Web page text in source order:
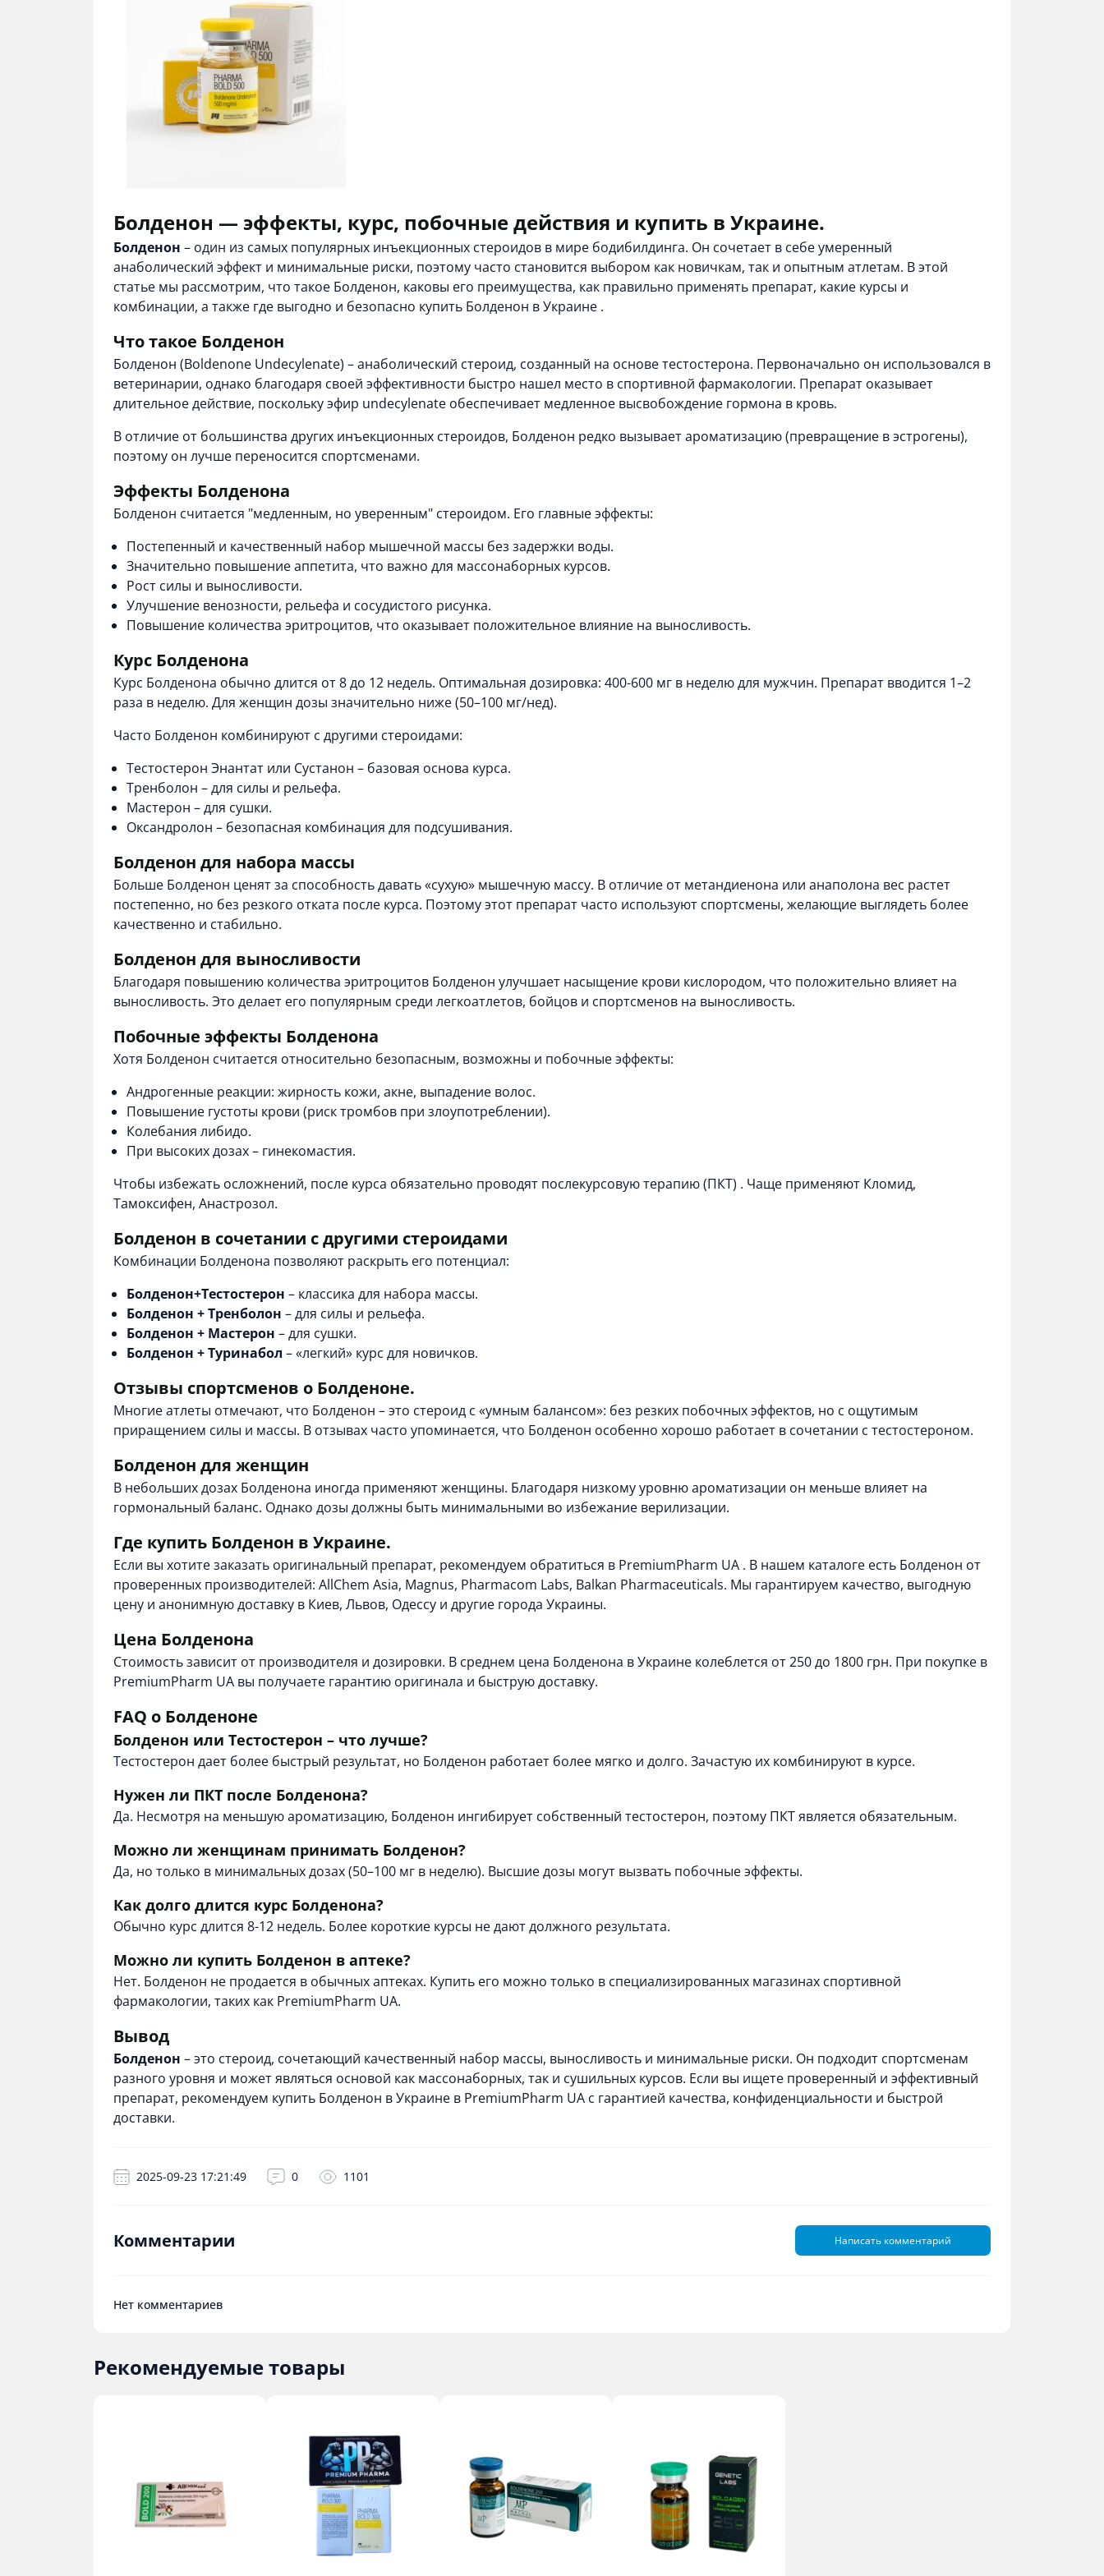
Болденон — эффекты, курс, побочные действия и купить в Украине.
Болденон – один из самых популярных инъекционных стероидов в мире бодибилдинга. Он сочетает в себе умеренный
анаболический эффект и минимальные риски, поэтому часто становится выбором как новичкам, так и опытным атлетам. В этой
статье мы рассмотрим, что такое Болденон, каковы его преимущества, как правильно применять препарат, какие курсы и
комбинации, а также где выгодно и безопасно купить Болденон в Украине .
Что такое Болденон
Болденон (Boldenone Undecylenate) – анаболический стероид, созданный на основе тестостерона. Первоначально он использовался в
ветеринарии, однако благодаря своей эффективности быстро нашел место в спортивной фармакологии. Препарат оказывает
длительное действие, поскольку эфир undecylenate обеспечивает медленное высвобождение гормона в кровь.
В отличие от большинства других инъекционных стероидов, Болденон редко вызывает ароматизацию (превращение в эстрогены),
поэтому он лучше переносится спортсменами.
Эффекты Болденона
Болденон считается "медленным, но уверенным" стероидом. Его главные эффекты:
Постепенный и качественный набор мышечной массы без задержки воды.
Значительно повышение аппетита, что важно для массонаборных курсов.
Рост силы и выносливости.
Улучшение венозности, рельефа и сосудистого рисунка.
Повышение количества эритроцитов, что оказывает положительное влияние на выносливость.
Курс Болденона
Курс Болденона обычно длится от 8 до 12 недель. Оптимальная дозировка: 400-600 мг в неделю для мужчин. Препарат вводится 1–2
раза в неделю. Для женщин дозы значительно ниже (50–100 мг/нед).
Часто Болденон комбинируют с другими стероидами:
Тестостерон Энантат или Сустанон – базовая основа курса.
Тренболон – для силы и рельефа.
Мастерон – для сушки.
Оксандролон – безопасная комбинация для подсушивания.
Болденон для набора массы
Больше Болденон ценят за способность давать «сухую» мышечную массу. В отличие от метандиенона или анаполона вес растет
постепенно, но без резкого отката после курса. Поэтому этот препарат часто используют спортсмены, желающие выглядеть более
качественно и стабильно.
Болденон для выносливости
Благодаря повышению количества эритроцитов Болденон улучшает насыщение крови кислородом, что положительно влияет на
выносливость. Это делает его популярным среди легкоатлетов, бойцов и спортсменов на выносливость.
Побочные эффекты Болденона
Хотя Болденон считается относительно безопасным, возможны и побочные эффекты:
Андрогенные реакции: жирность кожи, акне, выпадение волос.
Повышение густоты крови (риск тромбов при злоупотреблении).
Колебания либидо.
При высоких дозах – гинекомастия.
Чтобы избежать осложнений, после курса обязательно проводят послекурсовую терапию (ПКТ) . Чаще применяют Кломид,
Тамоксифен, Анастрозол.
Болденон в сочетании с другими стероидами
Комбинации Болденона позволяют раскрыть его потенциал:
Болденон+Тестостерон – классика для набора массы.
Болденон + Тренболон – для силы и рельефа.
Болденон + Мастерон – для сушки.
Болденон + Туринабол – «легкий» курс для новичков.
Отзывы спортсменов о Болденоне.
Многие атлеты отмечают, что Болденон – это стероид с «умным балансом»: без резких побочных эффектов, но с ощутимым
приращением силы и массы. В отзывах часто упоминается, что Болденон особенно хорошо работает в сочетании с тестостероном.
Болденон для женщин
В небольших дозах Болденона иногда применяют женщины. Благодаря низкому уровню ароматизации он меньше влияет на
гормональный баланс. Однако дозы должны быть минимальными во избежание верилизации.
Где купить Болденон в Украине.
Если вы хотите заказать оригинальный препарат, рекомендуем обратиться в PremiumPharm UA . В нашем каталоге есть Болденон от
проверенных производителей: AllChem Asia, Magnus, Pharmacom Labs, Balkan Pharmaceuticals. Мы гарантируем качество, выгодную
цену и анонимную доставку в Киев, Львов, Одессу и другие города Украины.
Цена Болденона
Стоимость зависит от производителя и дозировки. В среднем цена Болденона в Украине колеблется от 250 до 1800 грн. При покупке в
PremiumPharm UA вы получаете гарантию оригинала и быструю доставку.
FAQ о Болденоне
Болденон или Тестостерон – что лучше?
Тестостерон дает более быстрый результат, но Болденон работает более мягко и долго. Зачастую их комбинируют в курсе.
Нужен ли ПКТ после Болденона?
Да. Несмотря на меньшую ароматизацию, Болденон ингибирует собственный тестостерон, поэтому ПКТ является обязательным.
Можно ли женщинам принимать Болденон?
Да, но только в минимальных дозах (50–100 мг в неделю). Высшие дозы могут вызвать побочные эффекты.
Как долго длится курс Болденона?
Обычно курс длится 8-12 недель. Более короткие курсы не дают должного результата.
Можно ли купить Болденон в аптеке?
Нет. Болденон не продается в обычных аптеках. Купить его можно только в специализированных магазинах спортивной
фармакологии, таких как PremiumPharm UA.
Вывод
Болденон – это стероид, сочетающий качественный набор массы, выносливость и минимальные риски. Он подходит спортсменам
разного уровня и может являться основой как массонаборных, так и сушильных курсов. Если вы ищете проверенный и эффективный
препарат, рекомендуем купить Болденон в Украине в PremiumPharm UA с гарантией качества, конфиденциальности и быстрой
доставки.
2025-09-23 17:21:49 0 1101
Комментарии Написать комментарий
Нет комментариев
Рекомендуемые товары